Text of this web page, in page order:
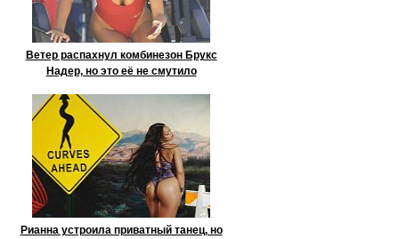
Ветер распахнул комбинезон Брукс
Надер, но это её не смутило
Рианна устроила приватный танец, но